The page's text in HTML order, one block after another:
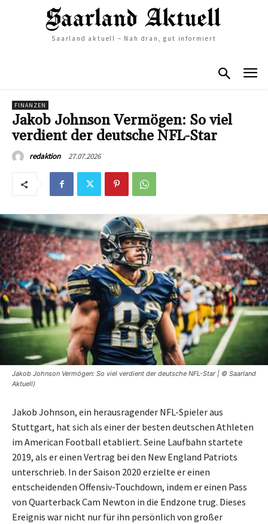
Saarland aktuell – Nah dran, gut informiert
FINANZEN
Jakob Johnson Vermögen: So viel
verdient der deutsche NFL-Star
redaktion 27.07.2026
Jakob Johnson Vermögen: So viel verdient der deutsche NFL-Star | © Saarland
Aktuell)
Jakob Johnson, ein herausragender NFL-Spieler aus
Stuttgart, hat sich als einer der besten deutschen Athleten
im American Football etabliert. Seine Laufbahn startete
2019, als er einen Vertrag bei den New England Patriots
unterschrieb. In der Saison 2020 erzielte er einen
entscheidenden Offensiv-Touchdown, indem er einen Pass
von Quarterback Cam Newton in die Endzone trug. Dieses
Ereignis war nicht nur für ihn persönlich von großer